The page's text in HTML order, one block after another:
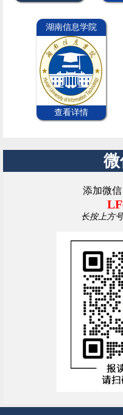
湖南信息学院
查看详情
添加微
长按上方